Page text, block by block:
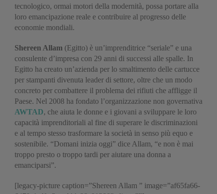
tecnologico, ormai motori della modernità, possa portare alla
loro emancipazione reale e contribuire al progresso delle
economie mondiali.
Shereen Allam (Egitto) è un’imprenditrice “seriale” e una
consulente d’impresa con 29 anni di successi alle spalle. In
Egitto ha creato un’azienda per lo smaltimento delle cartucce
per stampanti divenuta leader di settore, oltre che un modo
concreto per combattere il problema dei rifiuti che affligge il
Paese. Nel 2008 ha fondato l’organizzazione non governativa
AWTAD, che aiuta le donne e i giovani a sviluppare le loro
capacità imprenditoriali al fine di superare le discriminazioni
e al tempo stesso trasformare la società in senso più equo e
sostenibile. “Domani inizia oggi” dice Allam, “e non è mai
troppo presto o troppo tardi per aiutare una donna a
emanciparsi”.
[legacy-picture caption=”Shereen Allam ” image=”af65fa66-